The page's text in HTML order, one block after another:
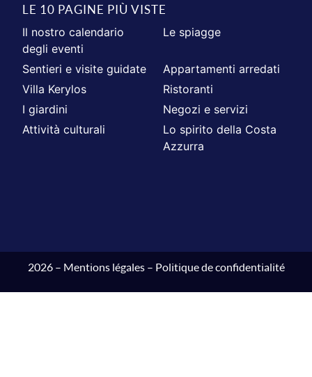
LE 10 PAGINE PIÙ VISTE
Il nostro calendario
degli eventi
Le spiagge
Sentieri e visite guidate
Appartamenti arredati
Villa Kerylos
Ristoranti
I giardini
Negozi e servizi
Attività culturali
Lo spirito della Costa
Azzurra
2026 – Mentions légales– Politique de confidentialité